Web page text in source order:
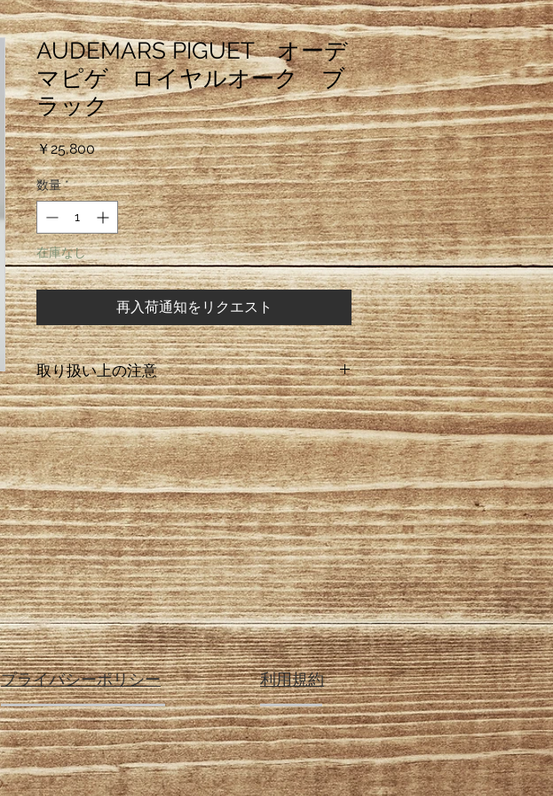
AUDEMARS PIGUET オーデ
マピゲ ロイヤルオーク ブ
ラック
￥25,800価
格
数量 *
在庫なし
再入荷通知をリクエスト
取り扱い上の注意
プライバシーポリシー 利用規約